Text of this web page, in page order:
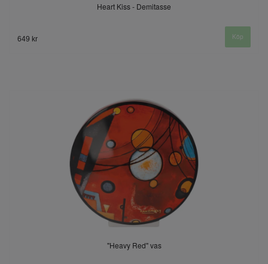
Heart Kiss - Demitasse
649 kr
"Heavy Red" vas